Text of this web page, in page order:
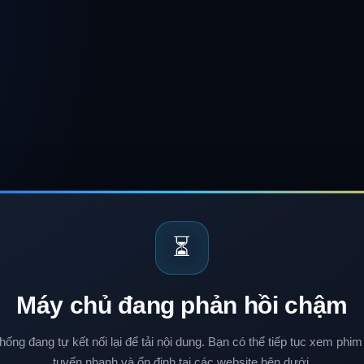
⏳
Máy chủ đang phản hồi chậm
đang tự kết nối lại để tải nội dung. Bạn có thể tiếp tục xem